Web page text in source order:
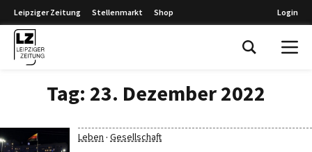
Leipziger Zeitung Stellenmarkt Shop Login
Tag: 23. Dezember 2022
Leben · Gesellschaft